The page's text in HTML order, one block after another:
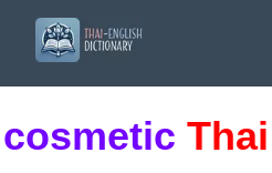
cosmetic Thai